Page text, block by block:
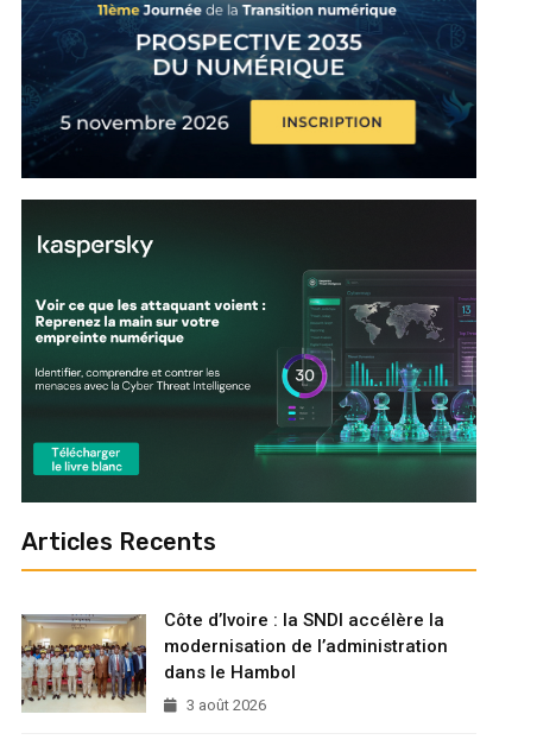
Articles Recents
Côte d’Ivoire : la SNDI accélère la
modernisation de l’administration
dans le Hambol
3 août 2026